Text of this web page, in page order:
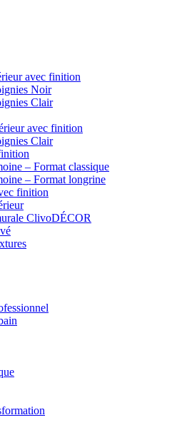
avec finition
Noir
Clair
avec finition
Clair
– Format classique
– Format longrine
finition
ClivoDÉCOR